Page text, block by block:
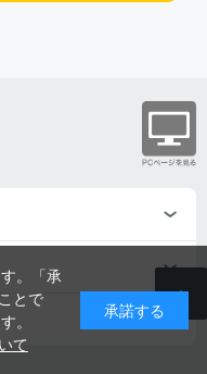
。「承
とで
。
て
承諾する